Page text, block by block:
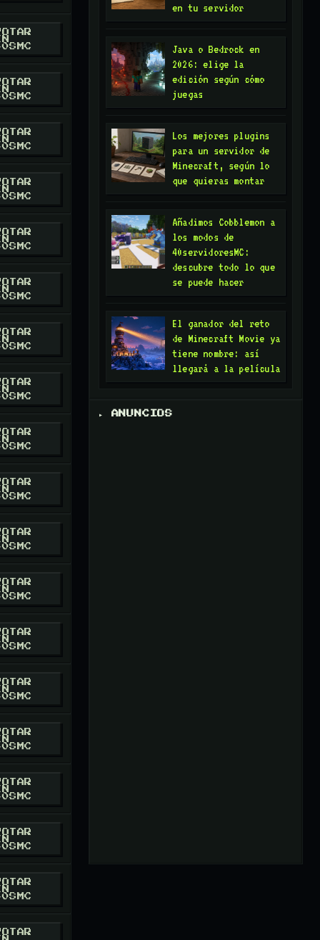
/ X
en tu servidor
Java o Bedrock en
2026: elige la
edición según cómo
juegas
Los mejores plugins
para un servidor de
Minecraft, según lo
que quieras montar
Añadimos Cobblemon a
los modos de
40servidoresMC:
descubre todo lo que
se puede hacer
El ganador del reto
de Minecraft Movie ya
tiene nombre: así
llegará a la película
▸ ANUNCIOS